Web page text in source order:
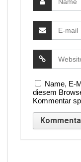
Name, E-
diesem
Kommentar